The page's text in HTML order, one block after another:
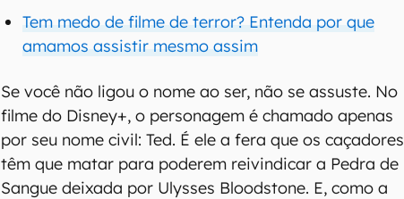
Tem medo de filme de terror? Entenda por que
amamos assistir mesmo assim
Se você não ligou o nome ao ser, não se assuste. No
filme do Disney+, o personagem é chamado apenas
por seu nome civil: Ted. É ele a fera que os caçadores
têm que matar para poderem reivindicar a Pedra de
Sangue deixada por Ulysses Bloodstone. E, como a